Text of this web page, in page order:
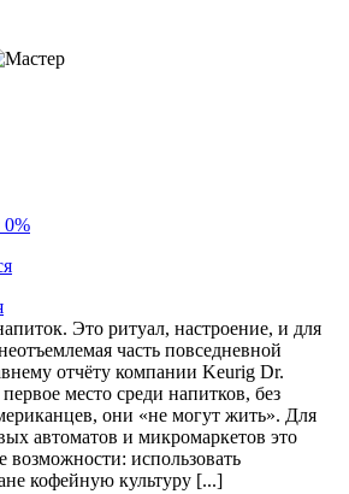
0%
Это ритуал, настроение, и для
часть повседневной
отчёту компании Keurig Dr.
место среди напитков, без
они «не могут жить». Для
автоматов и микромаркетов это
возможности: использовать
кофейную культуру [...]